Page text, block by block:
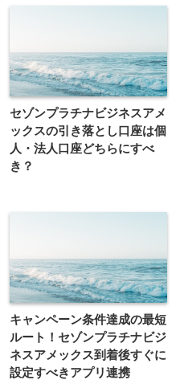
セゾンプラチナビジネスアメ
ックスの引き落とし口座は個
人・法人口座どちらにすべ
き？
キャンペーン条件達成の最短
ルート！セゾンプラチナビジ
ネスアメックス到着後すぐに
設定すべきアプリ連携